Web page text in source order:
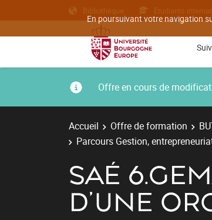
En poursuivant votre navigation
Bibliothèque Etudiants
Offre en cours de
Accueil Offre de formation
Parcours Gestion,
SAÉ
D'UNE